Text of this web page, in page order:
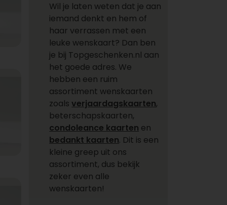
Wil je laten weten dat je aan
iemand denkt en hem of
haar verrassen met een
leuke wenskaart? Dan ben
je bij Topgeschenken.nl aan
het goede adres. We
hebben een ruim
assortiment wenskaarten
zoalsverjaardagskaarten,
beterschapskaarten,
condoleance kaarten en
bedankt kaarten. Dit is een
kleine greep uit ons
assortiment, dus bekijk
zeker even alle
wenskaarten!